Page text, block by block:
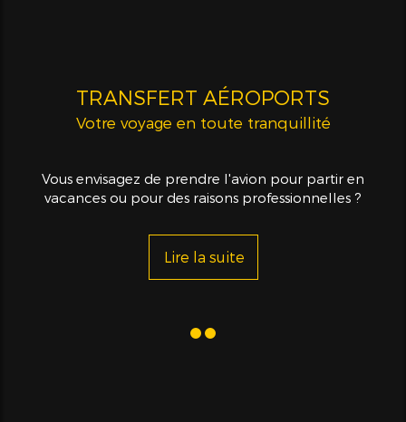
TRANSFERT AÉROPORTS
Votre voyage en toute tranquillité
Vous envisagez de prendre l'avion pour partir en
vacances ou pour des raisons professionnelles ?
Lire la suite